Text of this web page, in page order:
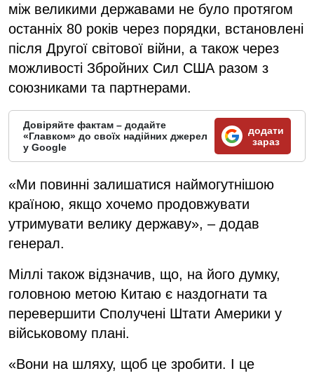
між великими державами не було протягом
останніх 80 років через порядки, встановлені
після Другої світової війни, а також через
можливості Збройних Сил США разом з
союзниками та партнерами.
Довіряйте фактам – додайте
«Главком» до своїх надійних джерел
у Google
додати
зараз
«Ми повинні залишатися наймогутнішою
країною, якщо хочемо продовжувати
утримувати велику державу», – додав
генерал.
Міллі також відзначив, що, на його думку,
головною метою Китаю є наздогнати та
перевершити Сполучені Штати Америки у
військовому плані.
«Вони на шляху, щоб це зробити. І це